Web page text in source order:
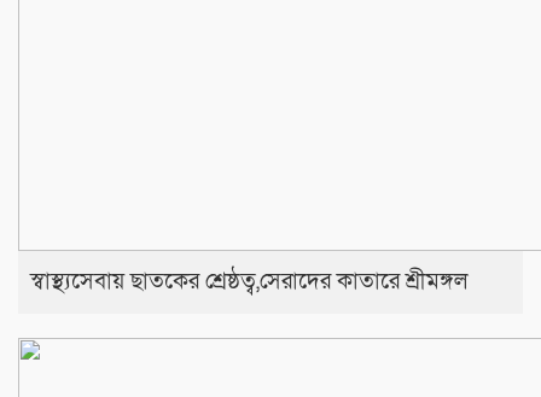
স্বাস্থ্যসেবায় ছাতকের শ্রেষ্ঠত্ব,সেরাদের কাতারে শ্রীমঙ্গল